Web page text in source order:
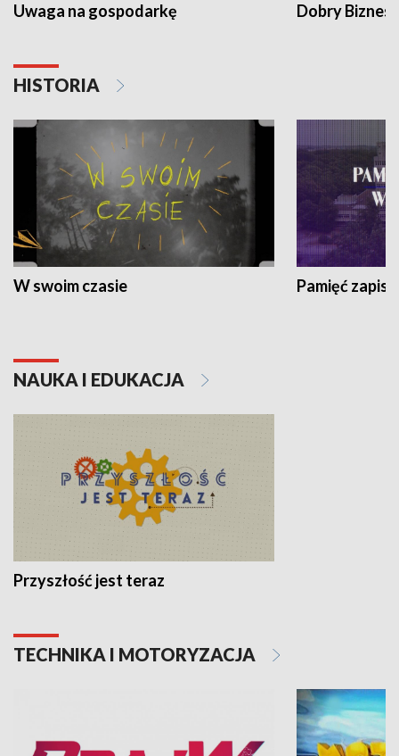
Uwaga na gospodarkę Dobry Biznes
HISTORIA
W swoim czasie Pamięć
NAUKA I EDUKACJA
Przyszłość jest teraz
TECHNIKA I MOTORYZACJA